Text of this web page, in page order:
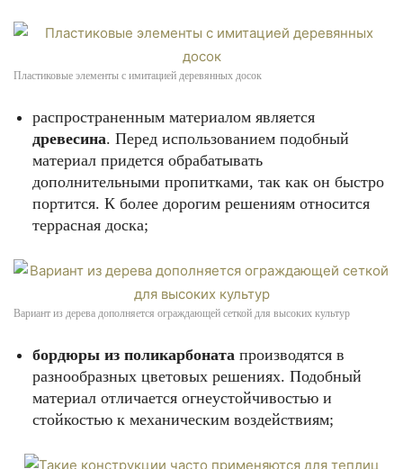
Пластиковые элементы с имитацией деревянных досок
распространенным материалом является
древесина. Перед использованием подобный
материал придется обрабатывать
дополнительными пропитками, так как он быстро
портится. К более дорогим решениям относится
террасная доска;
Вариант из дерева дополняется ограждающей сеткой для высоких культур
бордюры из поликарбоната производятся в
разнообразных цветовых решениях. Подобный
материал отличается огнеустойчивостью и
стойкостью к механическим воздействиям;